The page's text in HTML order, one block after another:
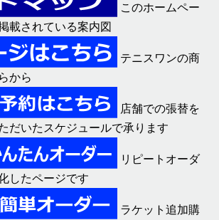
このホームペー
載されている案内図
テニスワンの商
から
店舗での張替を
だいたスケジュールで承ります
リピートオーダ
したページです
ラケット追加購